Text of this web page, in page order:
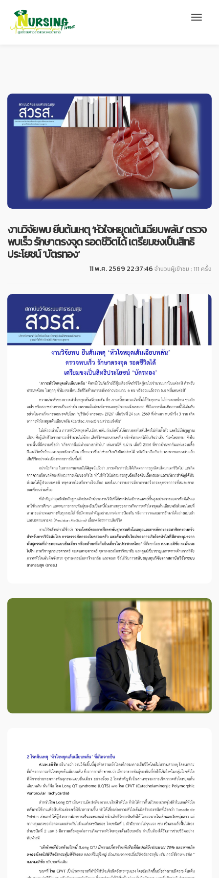
งานวิจัยพบ ยีนต้นเหตุ ‘หัวใจหยุดเต้นเฉียบพลัน’ ตรวจ
พบเร็ว รักษาตรงจุด รอดชีวิตได้ เตรียมชงเป็นสิทธิ
ประโยชน์ ‘บัตรทอง’
11 พ.ค. 2569 22:37:46 จำนวนผู้เข้าชม : 111 ครั้ง